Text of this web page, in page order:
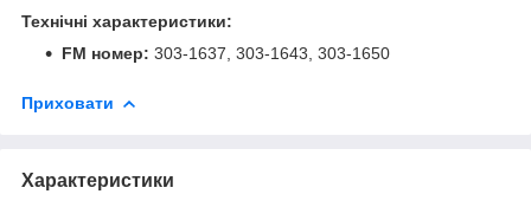
Технічні характеристики:
FM номер: 303-1637, 303-1643, 303-1650
Приховати
Характеристики